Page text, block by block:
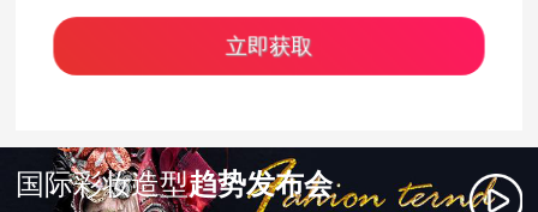
国际彩妆造型趋势发布会